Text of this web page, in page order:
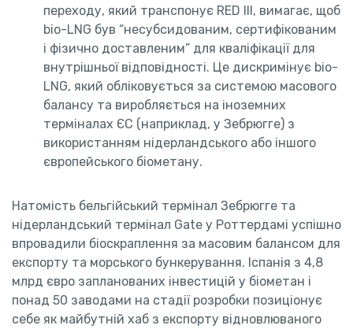
переходу, який транспонує RED III, вимагає, щоб
bio-LNG був “несубсидованим, сертифікованим
і фізично доставленим” для кваліфікації для
внутрішньої відповідності. Це дискримінує bio-
LNG, який обліковується за системою масового
балансу та виробляється на іноземних
терміналах ЄС (наприклад, у Зебрюгге) з
використанням нідерландського або іншого
європейського біометану.
Натомість бельгійський термінал Зебрюгге та
нідерландський термінал Gate у Роттердамі успішно
впровадили біоскраплення за масовим балансом для
експорту та морського бункерування. Іспанія з 4,8
млрд євро запланованих інвестицій у біометан і
понад 50 заводами на стадії розробки позиціонує
себе як майбутній хаб з експорту відновлюваного